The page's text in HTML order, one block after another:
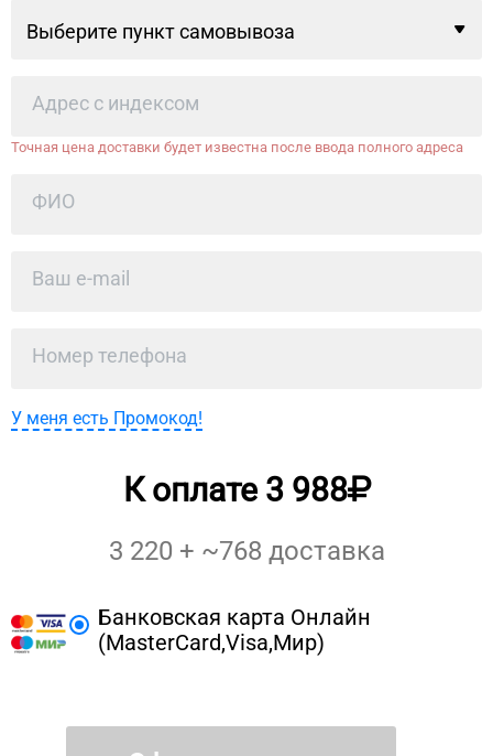
Выберите пункт самовывоза
Точная цена доставки будет известна после ввода полного адреса
У меня есть Промокод!
К оплате 3 988
3 220 + ~768 доставка
Банковская карта Онлайн
(MasterCard,Visa,Мир)